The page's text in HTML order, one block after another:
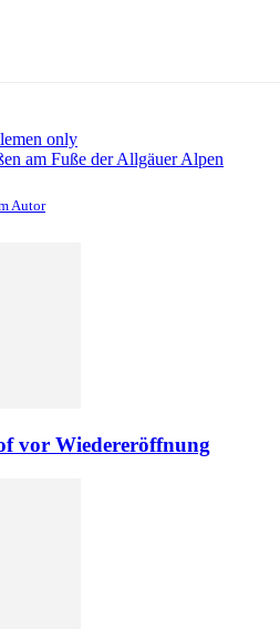
only
am Fuße der Allgäuer Alpen
Autor
vor Wiedereröffnung